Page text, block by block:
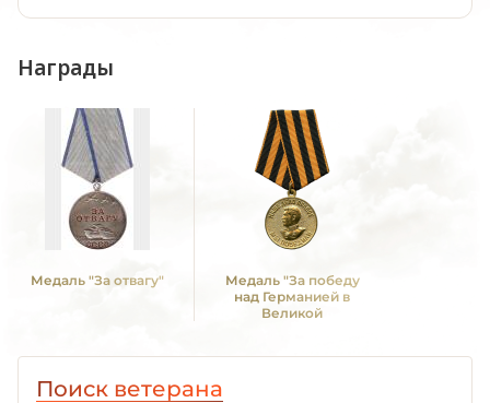
Награды
Медаль "За отвагу"
Медаль "За победу
над Германией в
Великой
Поиск ветерана